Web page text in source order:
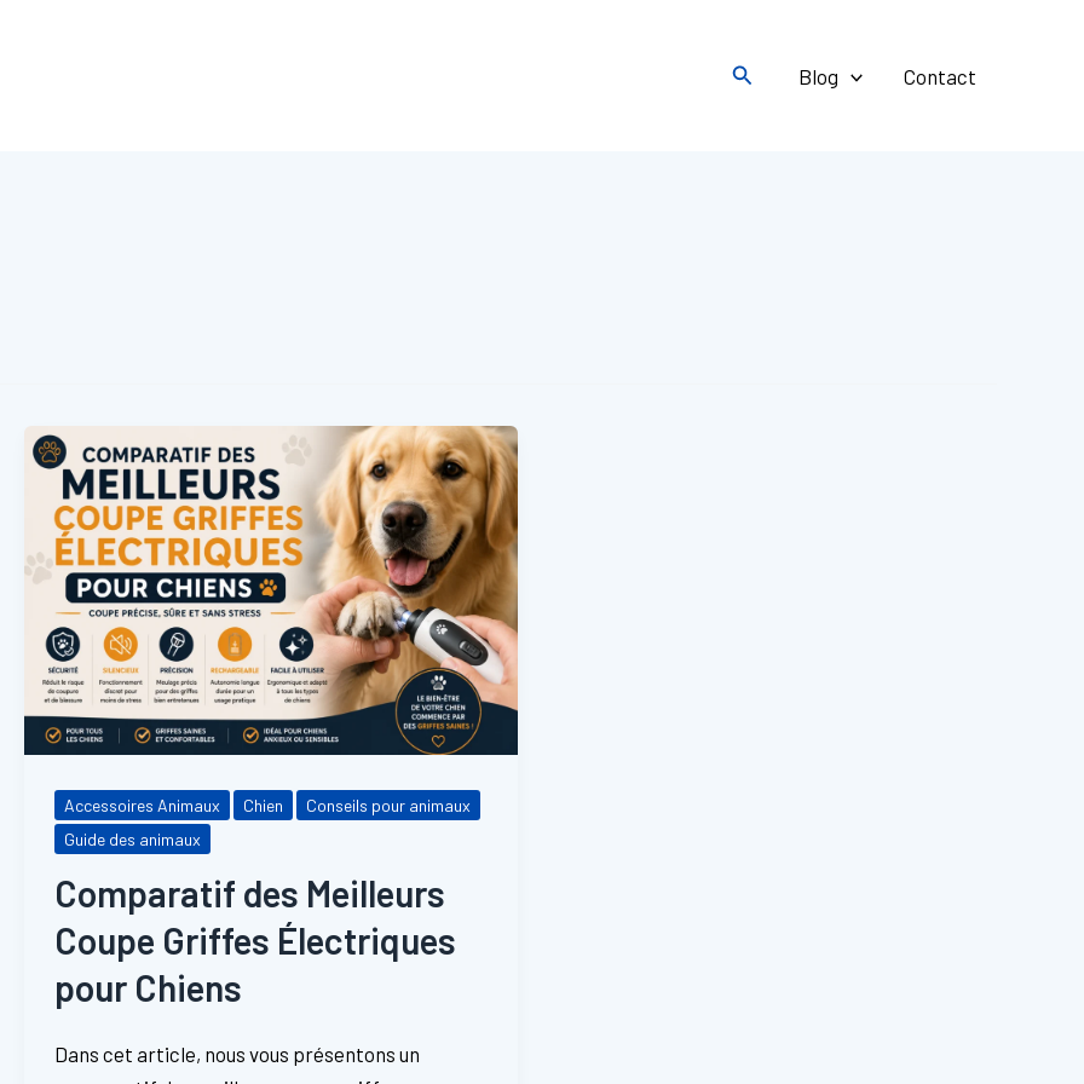
Rechercher
Blog Contact
Accessoires Animaux Chien
Conseils pour animaux
Guide des animaux
Comparatif des Meilleurs
Coupe Griffes Électriques
pour Chiens
Dans cet article, nous vous présentons un